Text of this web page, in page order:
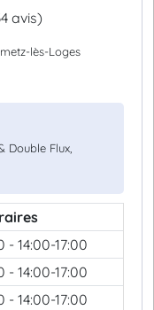
avis)
lès-Loges
Double Flux,
- 14:00-17:00
- 14:00-17:00
- 14:00-17:00